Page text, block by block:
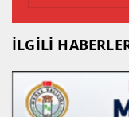
İLGİLİ